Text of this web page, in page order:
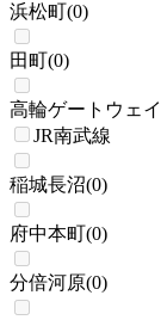
浜松町(0)
田町(0)
高輪ゲートウェイ
JR南武線
稲城長沼(0)
府中本町(0)
分倍河原(0)